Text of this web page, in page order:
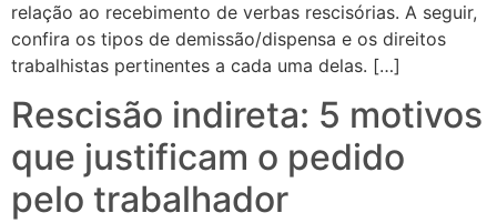
relação ao recebimento de verbas rescisórias. A seguir,
confira os tipos de demissão/dispensa e os direitos
trabalhistas pertinentes a cada uma delas. […]
Rescisão indireta: 5 motivos
que justificam o pedido
pelo trabalhador